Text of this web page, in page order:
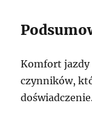
Komfort jazdy
czynników,